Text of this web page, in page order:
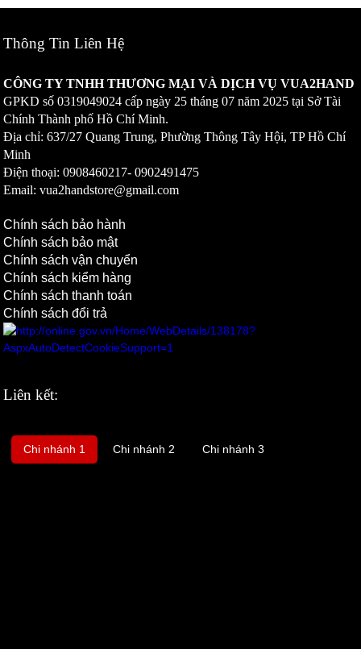
Thông Tin Liên Hệ
CÔNG TY TNHH THƯƠNG MẠI VÀ DỊCH VỤ VUA2HAND
GPKD số0319049024 cấp ngày 25 tháng 07 năm 2025 tại Sở Tài
Chính Thành phố Hồ Chí Minh.
Địa chỉ: 637/27 Quang Trung, Phường Thông Tây Hội, TP Hồ Chí
Minh
Điện thoại: 0908460217-0902491475
Email: vua2handstore@gmail.com
Chính sách bảo hành
Chính sách bảo mật
Chính sách vận chuyển
Chính sách kiểm hàng
Chính sách thanh toán
Chính sách đổi trả
Liên kết:
Chi nhánh 1 Chi nhánh 2 Chi nhánh 3